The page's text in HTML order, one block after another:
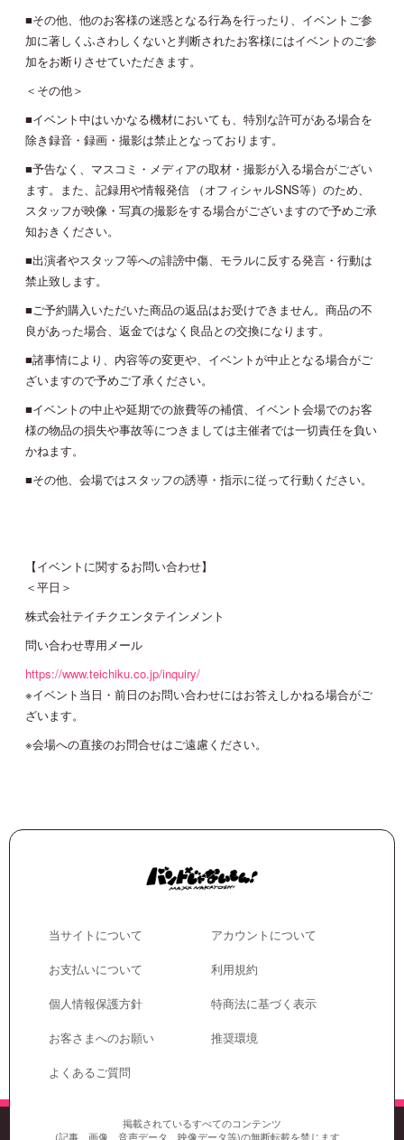
■その他、他のお客様の迷惑となる行為を行ったり、イベントご参
加に著しくふさわしくないと判断されたお客様にはイベントのご参
加をお断りさせていただきます。
＜その他＞
■イベント中はいかなる機材においても、特別な許可がある場合を
除き録音・録画・撮影は禁止となっております。
■予告なく、マスコミ・メディアの取材・撮影が入る場合がござい
ます。また、記録用や情報発信 （オフィシャルSNS等）のため、
スタッフが映像・写真の撮影をする場合がございますので予めご承
知おきください。
■出演者やスタッフ等への誹謗中傷、モラルに反する発言・行動は
禁止致します。
■ご予約購入いただいた商品の返品はお受けできません。商品の不
良があった場合、返金ではなく良品との交換になります。
■諸事情により、内容等の変更や、イベントが中止となる場合がご
ざいますので予めご了承ください。
■イベントの中止や延期での旅費等の補償、イベント会場でのお客
様の物品の損失や事故等につきましては主催者では一切責任を負い
かねます。
■その他、会場ではスタッフの誘導・指示に従って行動ください。
【イベントに関するお問い合わせ】
＜平日＞
株式会社テイチクエンタテインメント
問い合わせ専用メール
https://www.teichiku.co.jp/inquiry/
※イベント当日・前日のお問い合わせにはお答えしかねる場合がご
ざいます。
※会場への直接のお問合せはご遠慮ください。
当サイトについて
アカウントについて
お支払いについて
利用規約
個人情報保護方針
特商法に基づく表示
お客さまへのお願い
推奨環境
よくあるご質問
掲載されているすべてのコンテンツ
(記事、画像、音声データ、映像データ等)の無断転載を禁じます。